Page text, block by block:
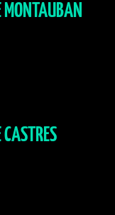
MONTAUBAN